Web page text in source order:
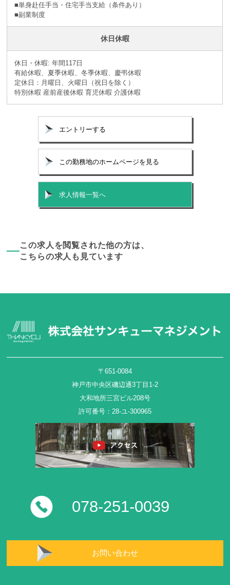
■単身赴任手当・住宅手当支給（条件あり）
■副業制度
休日休暇
休日・休暇: 年間117日
有給休暇、夏季休暇、冬季休暇、慶弔休暇
定休日：月曜日、火曜日（祝日を除く）
特別休暇 産前産後休暇 育児休暇 介護休暇
エントリーする
この勤務地のホームページを見る
求人情報一覧へ
この求人を閲覧された他の方は、
こちらの求人も見ています
〒651-0084
神戸市中央区磯辺通3丁目1-2
大和地所三宮ビル208号
許可番号：28-ユ-300965
078-251-0039
お問い合わせ